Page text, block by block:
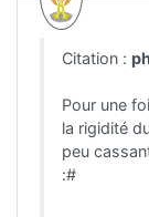
Citation :
Pour une
la rigidité
peu
:#